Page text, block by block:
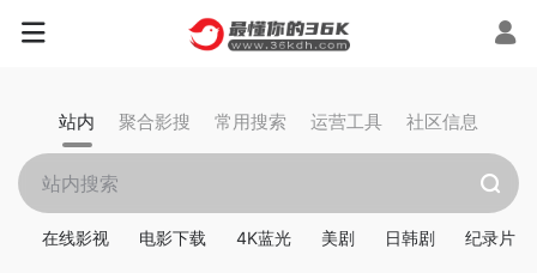
站内 聚合影搜 常用搜索 运营工具 社区信息
在线影视 电影下载 4K蓝光 美剧 日韩剧 纪录片